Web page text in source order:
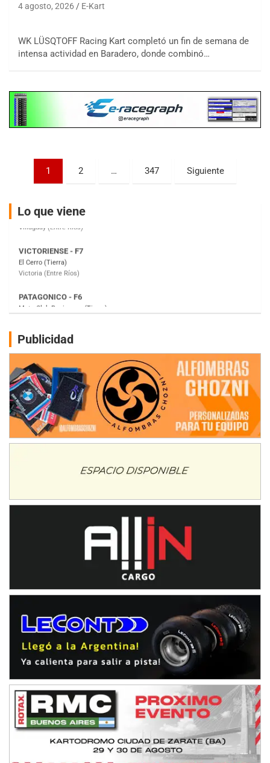
4 agosto, 2026 E-Kart
WK LÜSQTOFF Racing Kart completó un fin de semana de
intensa actividad en Baradero, donde combinó…
Paginación
entradas
1 2 … 347 Siguiente
Lo que viene
08/09-AGO
IAME SERIES ARGENTINA 6
KDO - F6
Ciudad de Trenque Lauquen (Asfalto)
Trenque Lauquen (Buenos Aires)
Parque de la Velocidad (Asfalto)
Villaguay (Entre Ríos)
El Cerro (Tierra)
Victoria (Entre Ríos)
Moto Club Reginense (Tierra)
Gral. E. Godoy (Río Negro)
Juventud Unida (Tierra)
Humboldt (Santa Fe)
NORESTE SANTAFESINO - F6
Ciudad de Avellaneda (Asfalto)
Avellaneda (Santa Fe)
SUR SANTAFESINO - F4
José Samuel Sánchez (Tierra)
Rufino (Santa Fe)
TUCUMANO - F5
Juan Navarro (Asfalto)
COBERTURA ESPECIAL DE E-KART.COM.AR
IAME SERIES ARGENTINA 6
Baradero (Buenos Aires)
Ciudad de Trenque Lauquen (Asfalto)
ENTRERRIANO - F6 (POSTERGADA)
Villaguay (Entre Ríos)
VICTORIENSE - F7
El Cerro (Tierra)
Victoria (Entre Ríos)
PATAGONICO - F6
Moto Club Reginense (Tierra)
Gral. E. Godoy (Río Negro)
CSK - F7
Juventud Unida (Tierra)
Publicidad